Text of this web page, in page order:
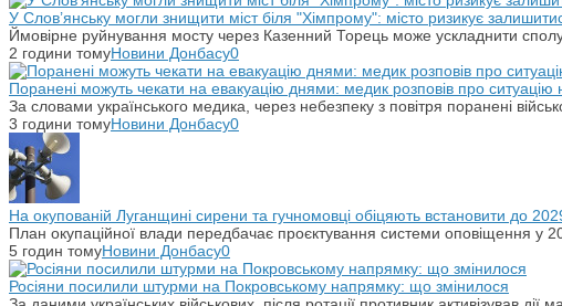
У Слов’янську могли знищити міст біля "Хімпрому": місто ризикує
Ймовірне руйнування мосту через Казенний Торець може ускладнити
2 години томуНовини Донбасу0
Поранені можуть чекати на евакуацію днями: медик розповів про
За словами українського медика, через небезпеку з повітря поранені
3 години томуНовини Донбасу0
На окупованій Луганщині сирени та гучномовці обіцяють встановити до
План окупаційної влади передбачає проєктування системи оповіщення у
5 годин томуНовини Донбасу0
Росіяни посилили штурми на Покровському напрямку: що змінилося